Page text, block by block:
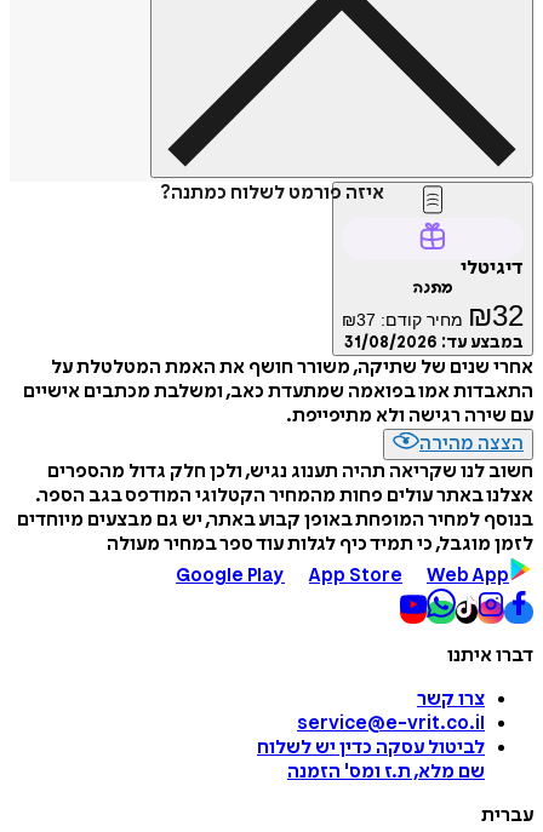
איזה פורמט לשלוח כמתנה?
דיגיטלי
מתנה
₪32 מחיר קודם: ₪37
במבצע עד: 31/08/2026
אחרי שנים של שתיקה, משורר חושף את האמת המטלטלת על
התאבדות אמו בפואמה שמתעדת כאב, ומשלבת מכתבים אישיים
עם שירה רגישה ולא מתיפייפת.
הצצה מהירה
חשוב לנו שקריאה תהיה תענוג נגיש, ולכן חלק גדול מהספרים
אצלנו באתר עולים פחות מהמחיר הקטלוגי המודפס בגב הספר.
בנוסף למחיר המופחת באופן קבוע באתר, יש גם מבצעים מיוחדים
לזמן מוגבל, כי תמיד כיף לגלות עוד ספר במחיר מעולה
Google Play
App Store Web App
דברו איתנו
צרו קשר
service@e-vrit.co.il
לביטול עסקה כדין יש לשלוח
שם מלא, ת.ז ומס' הזמנה
עברית